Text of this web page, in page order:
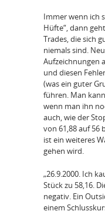
Immer wenn ich
Hüfte“, dann
Trades, die sich
niemals sind.
Aufzeichnungen
und diesen
(was ein guter
führen. Man
wenn man ihn
auch, wie der
von 61,88 auf 56
ist ein weiteres
gehen wird.
„26.9.2000. Ich
Stück zu 58,16.
negativ. Ein
einem